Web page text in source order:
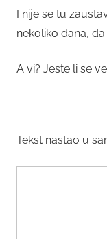
I nije se tu
nekoliko dana,
A vi? Jeste li se
Tekst nastao u